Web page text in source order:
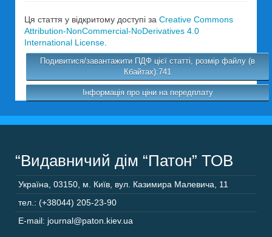
Ця стаття у відкритому доступі за Creative Commons
Attribution-NonCommercial-NoDerivatives 4.0
International License
Подивитися/завантажити ПДФ цієї статті, розмір файлу (в
Кбайтах):741
Інформація про ціни на передплату
“Видавничий дім “Патон” ТОВ
Україна 03150 м. Київ, вул. Казимира Малевича, 11
тел.: (+38044) 205-23-90
E-mail: journal@paton.kiev.ua